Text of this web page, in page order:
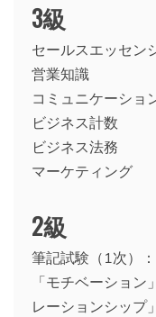
3級
セールスエッセン
営業知識
コミュニケーショ
ビジネス計数
ビジネス法務
マーケティング
2級
筆記試験（1次）
「モチベーショ
レーションシップ